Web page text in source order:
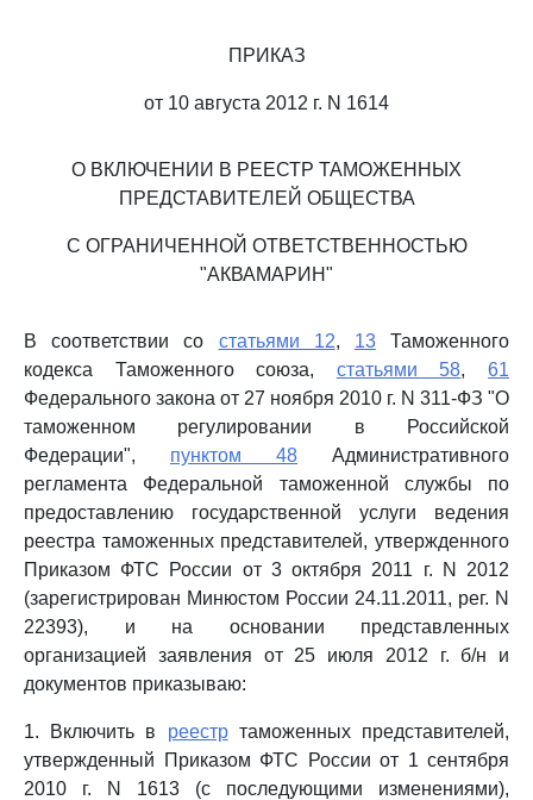
ПРИКАЗ
от 10 августа 2012 г. N 1614
О ВКЛЮЧЕНИИ В РЕЕСТР ТАМОЖЕННЫХ
ПРЕДСТАВИТЕЛЕЙ ОБЩЕСТВА
С ОГРАНИЧЕННОЙ ОТВЕТСТВЕННОСТЬЮ
"АКВАМАРИН"
В соответствии со статьями 12, 13Таможенного
кодекса Таможенного союза, статьями 58,61
Федерального закона от 27 ноября 2010 г. N 311-ФЗ "О
таможенном регулировании в Российской
Федерации", пунктом 48 Административного
регламента Федеральной таможенной службы по
предоставлению государственной услуги ведения
реестра таможенных представителей, утвержденного
Приказом ФТС России от 3 октября 2011 г. N 2012
(зарегистрирован Минюстом России 24.11.2011, рег. N
22393), и на основании представленных
организацией заявления от 25 июля 2012 г. б/н и
документов приказываю:
1. Включить в реестртаможенных представителей,
утвержденный Приказом ФТС России от 1 сентября
2010 г. N 1613 (с последующими изменениями),